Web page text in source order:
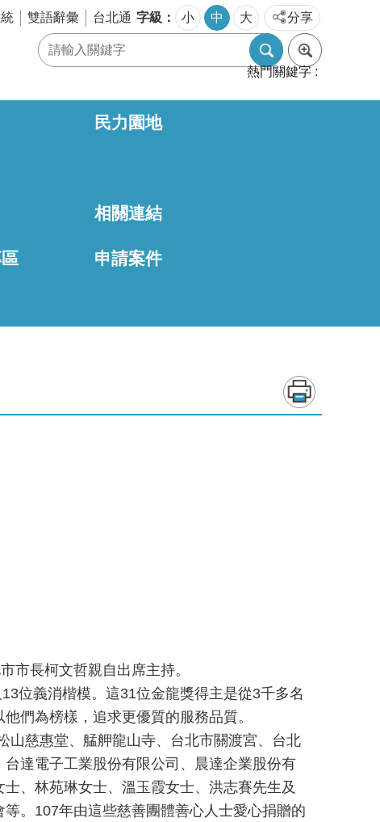
雙語辭彙 台北通 字級 小 中 大 分享
熱門關鍵字
民力園地
相關連結
申請案件
市長柯文哲親自出席主持。
位義消楷模。這31位金龍獎得主是從3千多名
們為榜樣，追求更優質的服務品質。
山慈惠堂、艋舺龍山寺、台北市關渡宮、台北
達電子工業股份有限公司、晨達企業股份有
、林苑琳女士、溫玉霞女士、洪志賽先生及
。107年由這些慈善團體善心人士愛心捐贈的